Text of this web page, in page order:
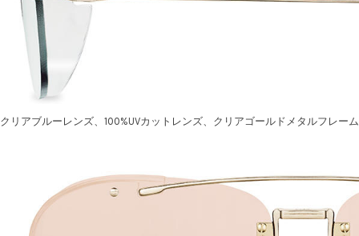
クリアブルーレンズ、100%UVカットレンズ、クリアゴールドメタルフレーム